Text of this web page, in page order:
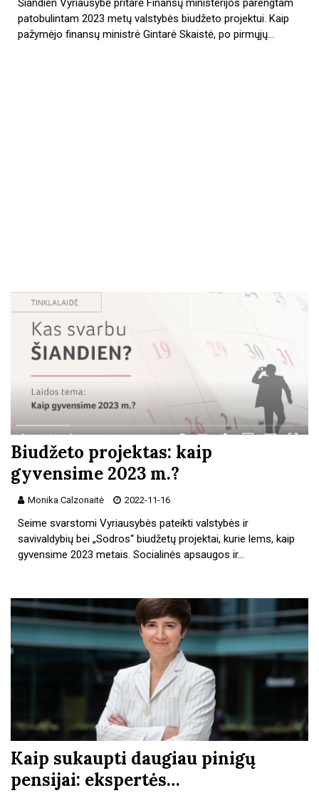
Šiandien Vyriausybė pritarė Finansų ministerijos parengtam
patobulintam 2023 metų valstybės biudžeto projektui. Kaip
pažymėjo finansų ministrė Gintarė Skaistė, po pirmųjų…
Biudžeto projektas: kaip
gyvensime 2023 m.?
Monika Calzonaitė 2022-11-16
Seime svarstomi Vyriausybės pateikti valstybės ir
savivaldybių bei „Sodros“ biudžetų projektai, kurie lems, kaip
gyvensime 2023 metais. Socialinės apsaugos ir…
Kaip sukaupti daugiau pinigų
pensijai: ekspertės…